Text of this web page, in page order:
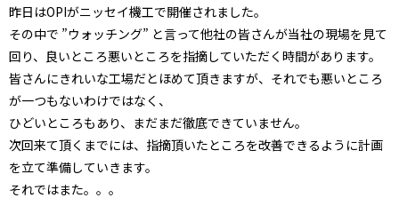
昨日はOPIがニッセイ機工で開催されました。
その中で ”ウォッチング” と言って他社の皆さんが当社の現場を見て
回り、良いところ悪いところを指摘していただく時間があります。
皆さんにきれいな工場だとほめて頂きますが、それでも悪いところ
が一つもないわけではなく、
ひどいところもあり、まだまだ徹底できていません。
次回来て頂くまでには、指摘頂いたところを改善できるように計画
を立て準備していきます。
それではまた。。。